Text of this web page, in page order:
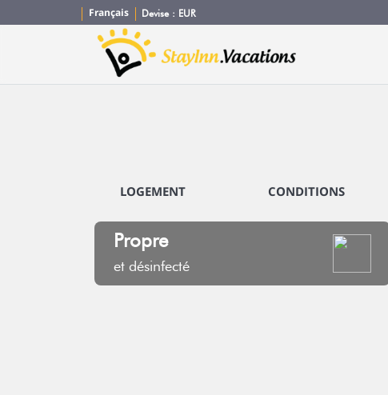
Français Devise : EUR
LOGEMENT CONDITIONS
Propre
et désinfecté